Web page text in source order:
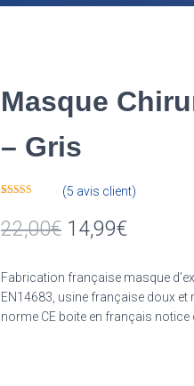
Masque
– Gris
sur
notations
(5 avis client)
22,00€ 14,99€
Fabrication française masque
EN14683, usine française doux
norme CE boite en français notice